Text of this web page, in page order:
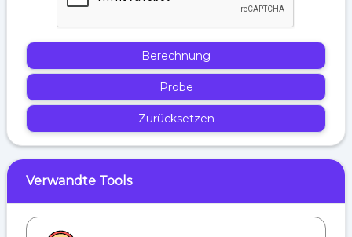
Berechnung
Probe
Zurücksetzen
Verwandte Tools